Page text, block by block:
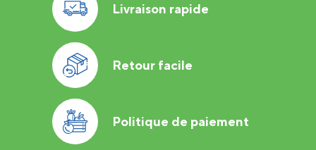
Livraison rapide
Retour facile
Politique de paiement